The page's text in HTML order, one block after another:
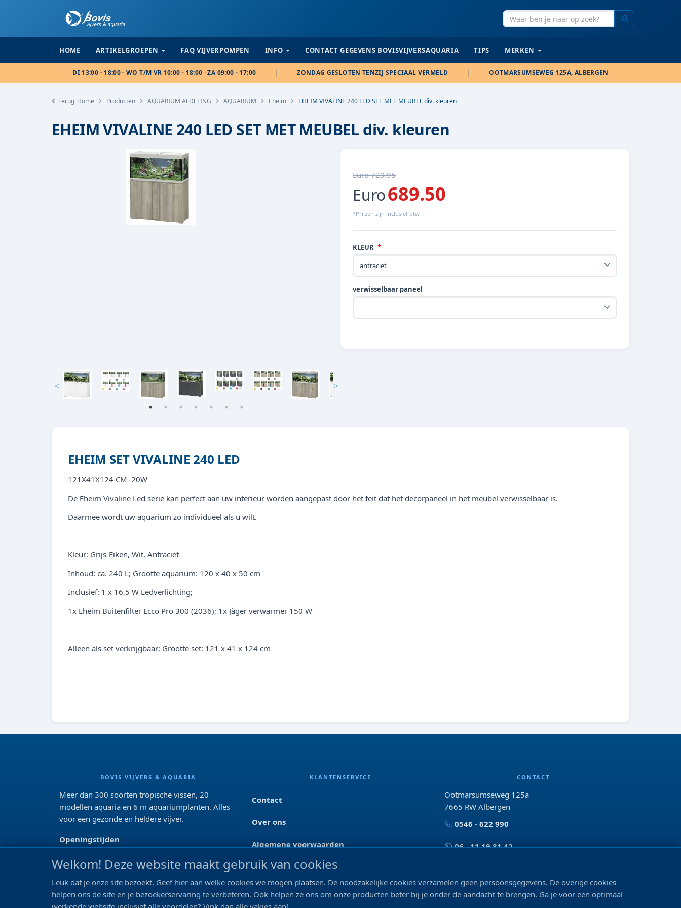
HOME ARTIKELGROEPEN FAQ VIJVERPOMPEN INFO CONTACT GEGEVENS BOVISVIJVERSAQUARIA TIPS MERKEN
DI 13:00 - 18:00 - WO T/M VR 10:00 - 18:00 · ZA 09:00 - 17:00 ZONDAG GESLOTEN TENZIJ SPECIAAL VERMELD OOTMARSUMSEWEG 125A, ALBERGEN
Terug Home Producten AQUARIUM AFDELING AQUARIUM Eheim EHEIM VIVALINE 240 LED SET MET MEUBEL div. kleuren
EHEIM VIVALINE 240 LED SET MET MEUBEL div. kleuren
Euro 729.95
Euro689.50
*Prijzen zijn inclusief btw
KLEUR
verwisselbaar paneel
EHEIM SET VIVALINE 240 LED
121X41X124 CM 20W
De Eheim Vivaline Led serie kan perfect aan uw interieur worden aangepast door het feit dat het decorpaneel in het meubel verwisselbaar is.
Daarmee wordt uw aquarium zo individueel als u wilt.
Kleur: Grijs-Eiken, Wit, Antraciet
Inhoud: ca. 240 L; Grootte aquarium: 120 x 40 x 50 cm
Inclusief: 1 x 16,5 W Ledverlichting;
1x Eheim Buitenfilter Ecco Pro 300 (2036); 1x Jäger verwarmer 150 W
Alleen als set verkrijgbaar; Grootte set: 121 x 41 x 124 cm
BOVIS VIJVERS & AQUARIA
Meer dan 300 soorten tropische vissen, 20
modellen aquaria en 6 m aquariumplanten. Alles
voor een gezonde en heldere vijver.
Openingstijden
Di 13:00 - 18:00 Wo-Vr: 10:00 - 18:00
Za: 09:00 - 17:00
REVIEWS
KLANTENSERVICE
Contact
Over ons
Algemene voorwaarden
Privacyverklaring
Blog & tips
CONTACT
Ootmarsumseweg 125a
7665 RW Albergen
0546 - 622 990
06 - 11 19 81 42
VOLG ONS
Welkom! Deze website maakt gebruik van cookies
Leuk dat je onze site bezoekt. Geef hier aan welke cookies we mogen plaatsen. De noodzakelijke cookies verzamelen geen persoonsgegevens. De overige cookies
helpen ons de site en je bezoekerservaring te verbeteren. Ook helpen ze ons om onze producten beter bij je onder de aandacht te brengen. Ga je voor een optimaal